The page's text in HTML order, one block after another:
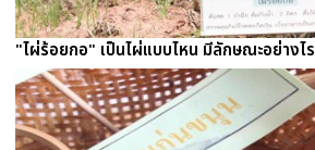
"ไผ่ร้อยกอ" เป็นไผ่แบบไหน มีลักษณะอย่างไร